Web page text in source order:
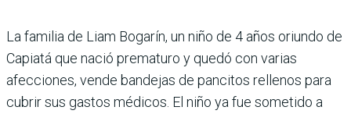
La familia de Liam Bogarín, un niño de 4 años oriundo de
Capiatá que nació prematuro y quedó con varias
afeccio­nes, vende bandejas de pan­citos rellenos para
cubrir sus gastos médicos. El niño ya fue sometido a